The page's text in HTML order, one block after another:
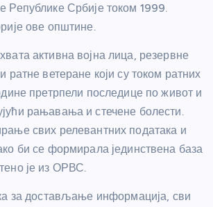
Републике Србије током 1999.
ове општине.
активна војна лица, резервне
ратне ветеране који су током ратних
претрпели последице по живот и
рањавања и стечене болести.
свих релевантних података и
би се формирала јединствена база
је из ОРВС.
за достављање информација, сви